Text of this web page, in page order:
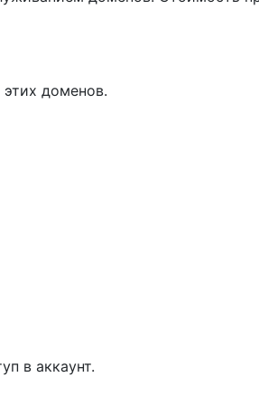
доменов.
в аккаунт.